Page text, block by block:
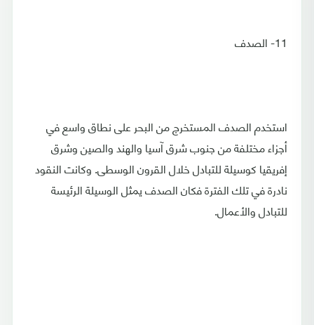
11- الصدف
استخدم الصدف المستخرج من البحر على نطاق واسع في
أجزاء مختلفة من جنوب شرق آسيا والهند والصين وشرق
إفريقيا كوسيلة للتبادل خلال القرون الوسطى. وكانت النقود
نادرة في تلك الفترة فكان الصدف يمثل الوسيلة الرئيسة
للتبادل والأعمال.